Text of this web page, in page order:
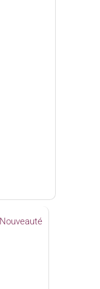
Nouveauté